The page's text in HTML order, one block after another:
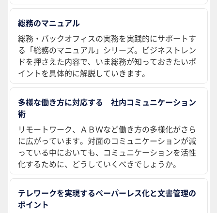
総務のマニュアル
総務・バックオフィスの実務を実践的にサポートす
る「総務のマニュアル」シリーズ。ビジネストレン
ドを押さえた内容で、いま総務が知っておきたいポ
イントを具体的に解説していきます。
多様な働き方に対応する 社内コミュニケーション
術
リモートワーク、ＡＢＷなど働き方の多様化がさら
に広がっています。対面のコミュニケーションが減
っている中においても、コミュニケーションを活性
化するために、どうしていくべきでしょうか。
テレワークを実現するペーパーレス化と文書管理の
ポイント